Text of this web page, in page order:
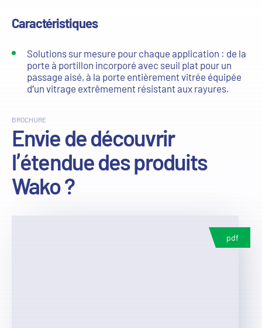
Caractéristiques
Solutions sur mesure pour chaque application : de la
porte à portillon incorporé avec seuil plat pour un
passage aisé, à la porte entièrement vitrée équipée
d’un vitrage extrêmement résistant aux rayures.
BROCHURE
Envie de découvrir
l’étendue des produits
Wako ?
pdf